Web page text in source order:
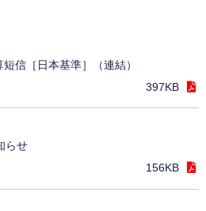
信［日本基準］（連結）
397KB
らせ
156KB